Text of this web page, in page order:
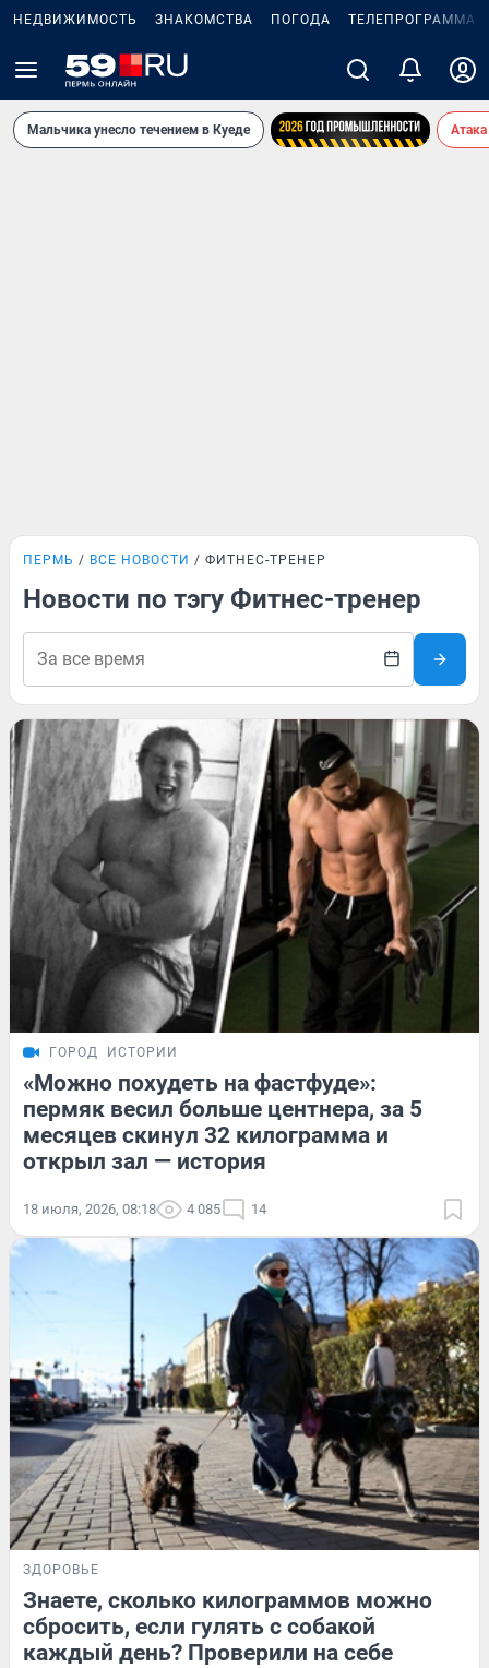
НЕДВИЖИМОСТЬ ЗНАКОМСТВА ПОГОДА ТЕЛЕПРОГРАММА
Мальчика унесло течением в Куеде
ПЕРМЬ ВСЕ НОВОСТИ ФИТНЕС-ТРЕНЕР
Новости по тэгу Фитнес-тренер
ГОРОД ИСТОРИИ
«Можно похудеть на фастфуде»:
пермяк весил больше центнера, за 5
месяцев скинул 32 килограмма и
открыл зал — история
18 июля, 2026, 08:18 4 085 14
ЗДОРОВЬЕ
Знаете, сколько килограммов можно
сбросить, если гулять с собакой
каждый день? Проверили на себе